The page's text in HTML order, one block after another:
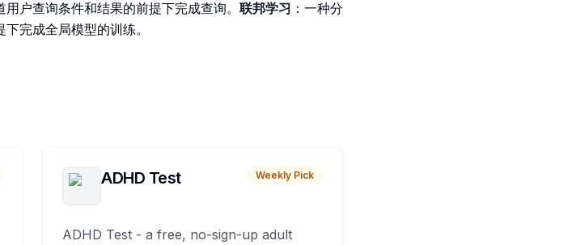
户查询条件和结果的前提下完成查询。 联邦学习 ：一种分
完成全局模型的训练。
ADHD Test Weekly Pick
ADHD Test - a free, no-sign-up adult